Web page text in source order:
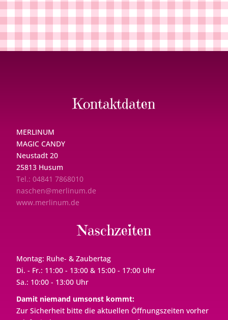
Kontaktdaten
MERLINUM
MAGIC CANDY
Neustadt 20
25813 Husum
Tel.: 04841 7868010
naschen@merlinum.de
www.merlinum.de
Naschzeiten
Montag: Ruhe- & Zaubertag
Di. - Fr.: 11:00 - 13:00 & 15:00 - 17:00 Uhr
Sa.: 10:00 - 13:00 Uhr
Damit niemand umsonst kommt:
Zur Sicherheit bitte die aktuellen Öffnungszeiten vorher